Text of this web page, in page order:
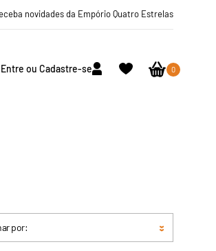
novidades da Empório Quatro Estrelas
Entre ou Cadastre-se 0
por: